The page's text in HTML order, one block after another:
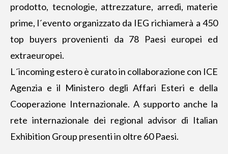
prodotto, tecnologie, attrezzature, arredi, materie
prime, l´evento organizzato da IEG richiamerà a 450
top buyers provenienti da 78 Paesi europei ed
extraeuropei.
L´incoming estero è curato in collaborazione con ICE
Agenzia e il Ministero degli Affari Esteri e della
Cooperazione Internazionale. A supporto anche la
rete internazionale dei regional advisor di Italian
Exhibition Group presenti in oltre 60 Paesi.